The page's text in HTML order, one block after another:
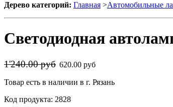
Дерево категорий: Главная >Автомобильные
Светодиодная
1'240.00 руб 620.00 руб
Товар есть в наличии в г. Рязань
Код продукта: 2828